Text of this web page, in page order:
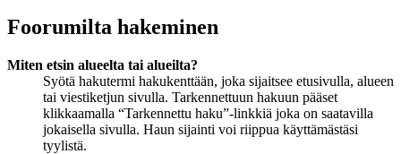
Foorumilta hakeminen
Miten etsin alueelta tai alueilta?
Syötä hakutermi hakukenttään, joka sijaitsee etusivulla, alueen
tai viestiketjun sivulla. Tarkennettuun hakuun pääset
klikkaamalla “Tarkennettu haku”-linkkiä joka on saatavilla
jokaisella sivulla. Haun sijainti voi riippua käyttämästäsi
tyylistä.